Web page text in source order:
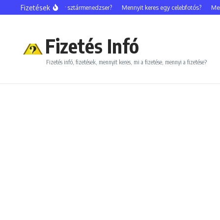
Ugrás a tartalomhoz
Fizetések
Mennyit keres egy sztármenedzser? Mennyit keres egy celebfotós? Mennyit
Fizetés Infó
Fizetés infó, fizetések, mennyit keres, mi a fizetése, mennyi a fizetése?